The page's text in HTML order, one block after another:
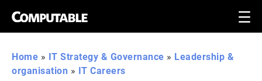
Home » IT Strategy & Governance » Leadership &
organisation » IT Careers